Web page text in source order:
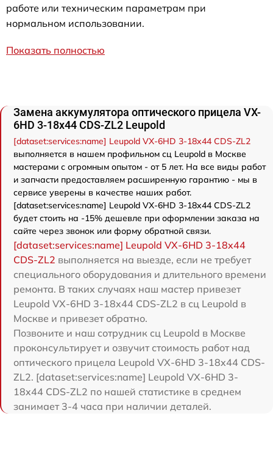
работе или техническим параметрам при
нормальном использовании.
Показать полностью
Замена аккумулятора оптического прицела VX-
6HD 3-18x44 CDS-ZL2 Leupold
[dataset:services:name] Leupold VX-6HD 3-18x44 CDS-ZL2
выполняется в нашем профильном сц Leupold в Москве
мастерами с огромным опытом - от 5 лет. На все виды работ
и запчасти предоставляем расширенную гарантию - мы в
сервисе уверены в качестве наших работ.
[dataset:services:name] Leupold VX-6HD 3-18x44 CDS-ZL2
будет стоить на -15% дешевле при оформлении заказа на
сайте через звонок или форму обратной связи.
[dataset:services:name] Leupold VX-6HD 3-18x44
CDS-ZL2 выполняется на выезде, если не требует
специального оборудования и длительного времени
ремонта. В таких случаях наш мастер привезет
Leupold VX-6HD 3-18x44 CDS-ZL2 в сц Leupold в
Москве и привезет обратно.
Позвоните и наш сотрудник сц Leupold в Москве
проконсультирует и озвучит стоимость работ над
оптического прицела Leupold VX-6HD 3-18x44 CDS-
ZL2. [dataset:services:name] Leupold VX-6HD 3-
18x44 CDS-ZL2 по нашей статистике в среднем
занимает 3-4 часа при наличии деталей.